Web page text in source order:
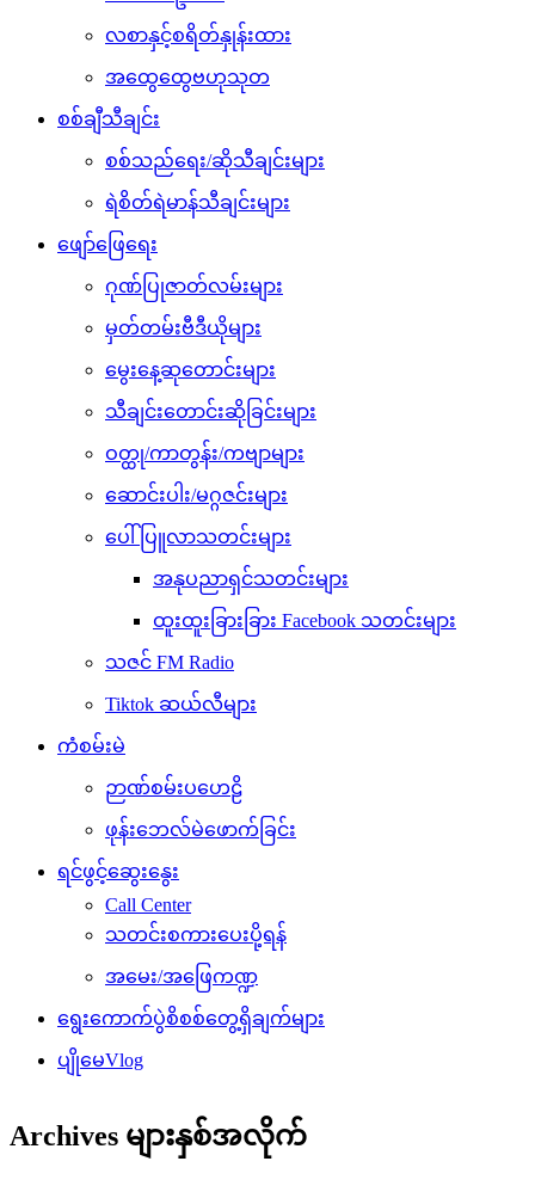
လစာနှင့်စရိတ်နှုန်းထား
အထွေထွေဗဟုသုတ
စစ်ချီသီချင်း
စစ်သည်ရေး/ဆိုသီချင်းများ
ရဲစိတ်ရဲမာန်သီချင်းများ
ဖျော်ဖြေရေး
ဂုဏ်ပြုဇာတ်လမ်းများ
မှတ်တမ်းဗီဒီယိုများ
မွေးနေ့ဆုတောင်းများ
သီချင်းတောင်းဆိုခြင်းများ
ဝတ္ထု/ကာတွန်း/ကဗျာများ
ဆောင်းပါး/မဂ္ဂဇင်းများ
ပေါ်ပြူလာသတင်းများ
အနုပညာရှင်သတင်းများ
ထူးထူးခြားခြား Facebook သတင်းများ
သဇင် FM Radio
Tiktok ဆယ်လီများ
ကံစမ်းမဲ
ဉာဏ်စမ်းပဟေဠိ
ဖုန်းဘေလ်မဲဖောက်ခြင်း
ရင်ဖွင့်ဆွေးနွေး
Call Center
သတင်းစကားပေးပို့ရန်
အမေး/အဖြေကဏ္ဍ
ရွေးကောက်ပွဲစိစစ်တွေ့ရှိချက်များ
ပျိုမေVlog
Archives များနှစ်အလိုက်